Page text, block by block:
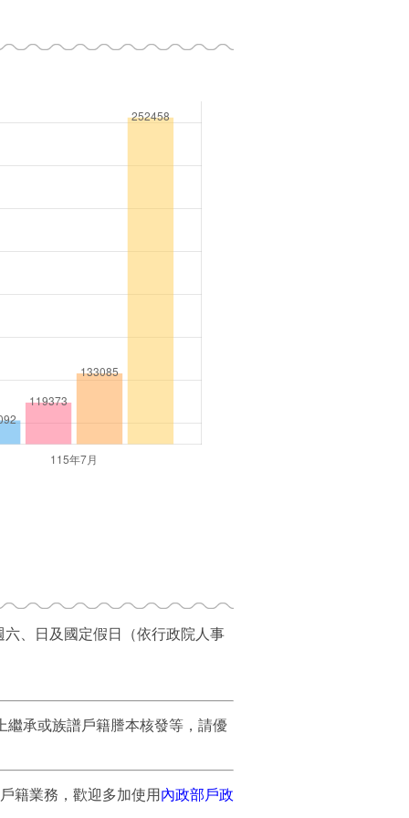
、日及國定假日（依行政院人事
繼承或族譜戶籍謄本核發等，請優
籍業務，歡迎多加使用 內政部戶政